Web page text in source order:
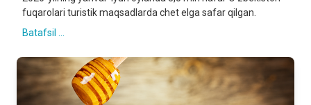
fuqarolari turistik maqsadlarda chet elga safar qilgan.
Batafsil ...